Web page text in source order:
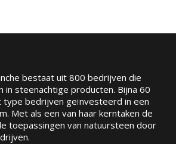
bestaat uit 800 bedrijven die
in steenachtige producten. Bijna 60
type bedrijven geïnvesteerd in een
Met als een van haar kerntaken de
toepassingen van natuursteen door